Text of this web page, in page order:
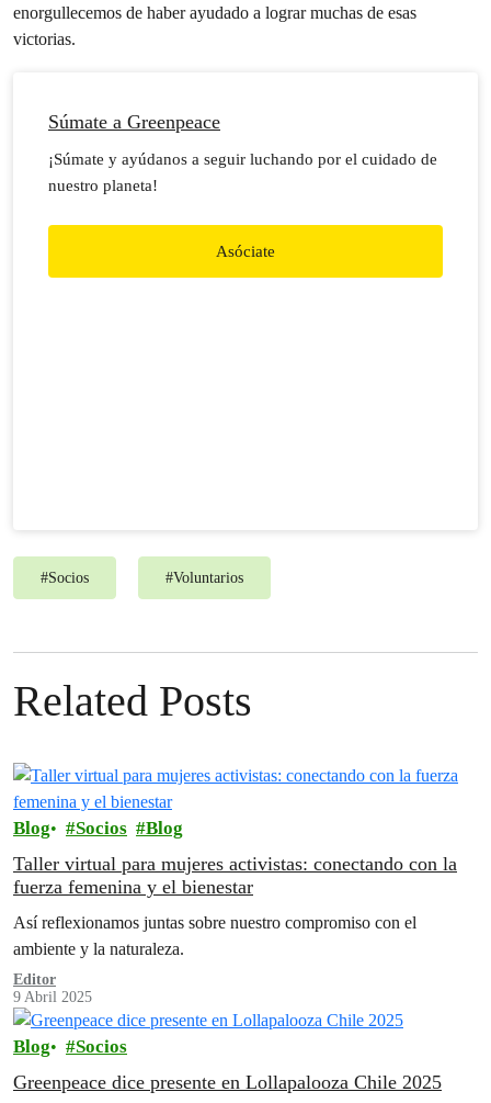
enorgullecemos de haber ayudado a lograr muchas de esas
victorias.
Súmate a Greenpeace
¡Súmate y ayúdanos a seguir luchando por el cuidado de
nuestro planeta!
Asóciate
#Socios #Voluntarios
Related Posts
Blog Socios Blog
Taller virtual para mujeres activistas: conectando con la
fuerza femenina y el bienestar
Así reflexionamos juntas sobre nuestro compromiso con el
ambiente y la naturaleza.
Editor
9 Abril 2025
Blog Socios
Greenpeace dice presente en Lollapalooza Chile 2025